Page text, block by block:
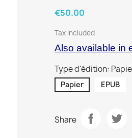
€50.00
Tax included
Also available in
Type d'édition:
Papier EPUB
Share